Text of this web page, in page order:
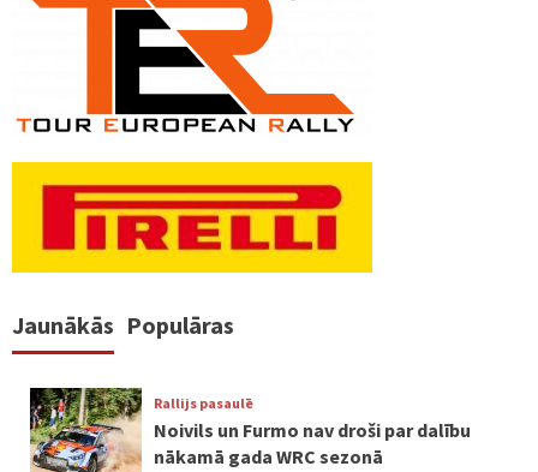
Jaunākās Populāras
Rallijs pasaulē
Noivils un Furmo nav droši par dalību
nākamā gada WRC sezonā